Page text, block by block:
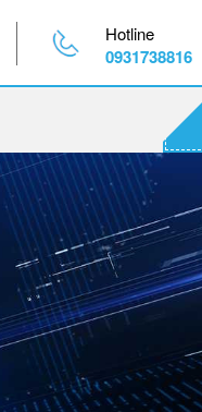
Hotline
0931738816